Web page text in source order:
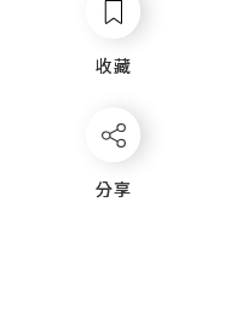
收藏
分享
收藏
分享